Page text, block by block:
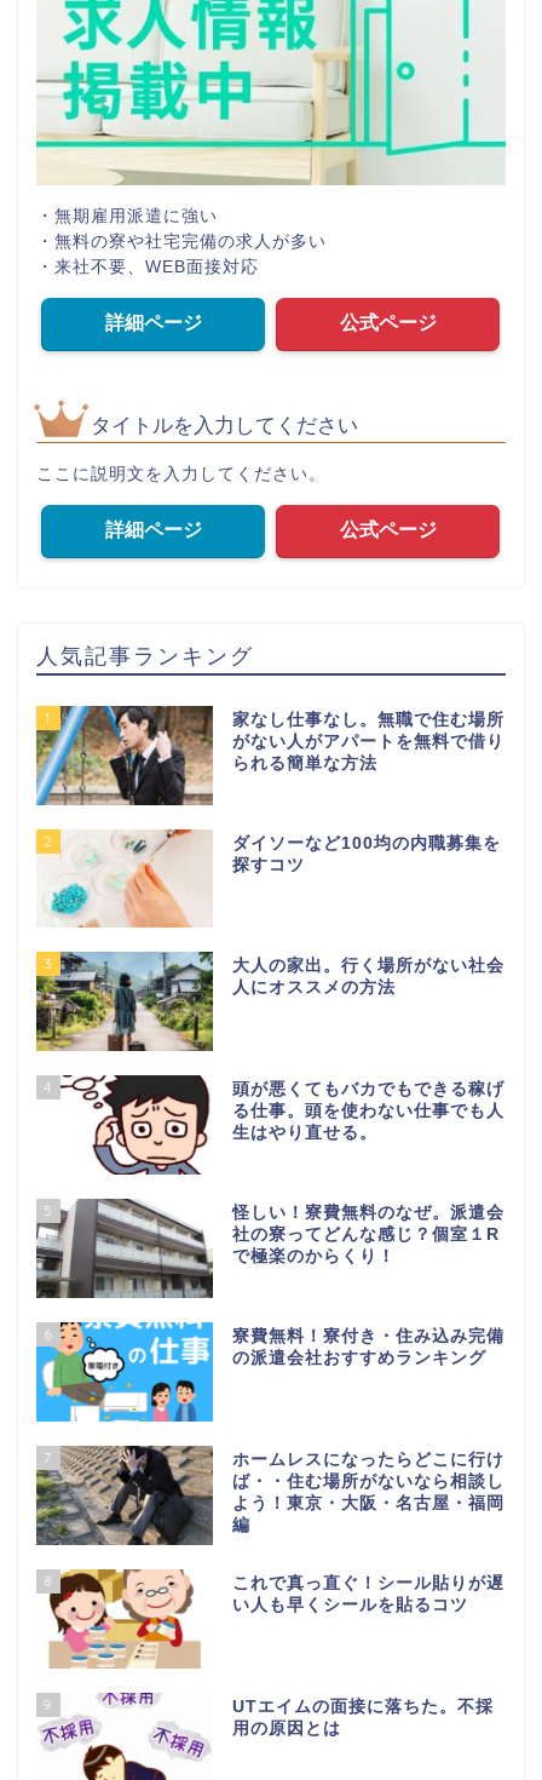
・無期雇用派遣に強い
・無料の寮や社宅完備の求人が多い
・来社不要、WEB面接対応
詳細ページ 公式ページ
タイトルを入力してください
ここに説明文を入力してください。
詳細ページ 公式ページ
人気記事ランキング
1
家なし仕事なし。無職で住む場所
がない人がアパートを無料で借り
られる簡単な方法
2
ダイソーなど100均の内職募集を
探すコツ
3
大人の家出。行く場所がない社会
人にオススメの方法
4
頭が悪くてもバカでもできる稼げ
る仕事。頭を使わない仕事でも人
生はやり直せる。
5
怪しい！寮費無料のなぜ。派遣会
社の寮ってどんな感じ？個室１R
で極楽のからくり！
6
寮費無料！寮付き・住み込み完備
の派遣会社おすすめランキング
7
ホームレスになったらどこに行け
ば・・住む場所がないなら相談し
よう！東京・大阪・名古屋・福岡
編
8
これで真っ直ぐ！シール貼りが遅
い人も早くシールを貼るコツ
9
UTエイムの面接に落ちた。不採
用の原因とは